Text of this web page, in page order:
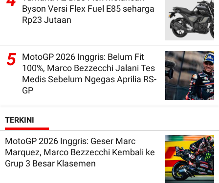
Byson Versi Flex Fuel E85 seharga
Rp23 Jutaan
5 MotoGP 2026 Inggris: Belum Fit
100%, Marco Bezzecchi Jalani Tes
Medis Sebelum Ngegas Aprilia RS-
GP
TERKINI
MotoGP 2026 Inggris: Geser Marc
Marquez, Marco Bezzecchi Kembali ke
Grup 3 Besar Klasemen